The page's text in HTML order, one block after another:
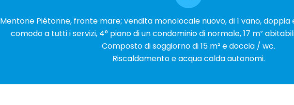
Mentone Piétonne, fronte mare; vendita monolocale nuovo, di 1 vano,
comodo a tutti i servizi, 4° piano di un condominio di normale, 17 m²
Composto di soggiorno di 15 m² e doccia / wc.
Riscaldamento e acqua calda autonomi.